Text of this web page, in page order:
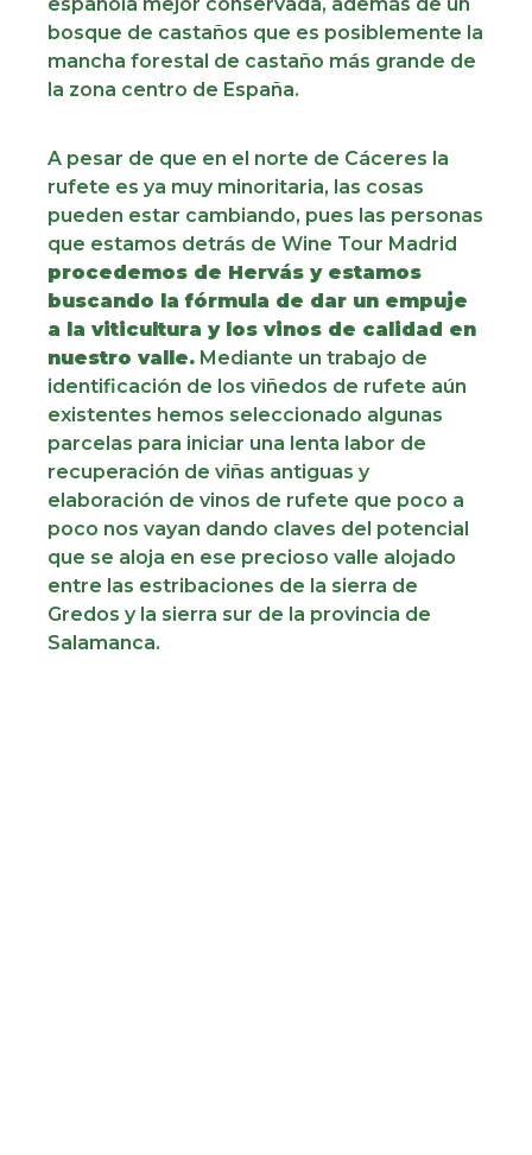
bosque de castaños que es posiblemente la
mancha forestal de castaño más grande de
la zona centro de España.
A pesar de que en el norte de Cáceres la
rufete es ya muy minoritaria, las cosas
pueden estar cambiando, pues las personas
que estamos detrás de Wine Tour Madrid
procedemos de Hervás y estamos
buscando la fórmula de dar un empuje
a la viticultura y los vinos de calidad en
nuestro valle. Mediante un trabajo de
identificación de los viñedos de rufete aún
existentes hemos seleccionado algunas
parcelas para iniciar una lenta labor de
recuperación de viñas antiguas y
elaboración de vinos de rufete que poco a
poco nos vayan dando claves del potencial
que se aloja en ese precioso valle alojado
entre las estribaciones de la sierra de
Gredos y la sierra sur de la provincia de
Salamanca.